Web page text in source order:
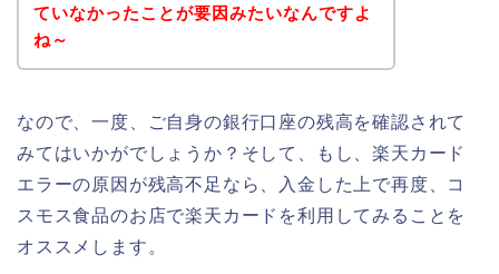
ていなかったことが要因みたいなんですよ
ね～
なので、一度、ご自身の銀行口座の残高を確認されて
みてはいかがでしょうか？そして、もし、楽天カード
エラーの原因が残高不足なら、入金した上で再度、コ
スモス食品のお店で楽天カードを利用してみることを
オススメします。